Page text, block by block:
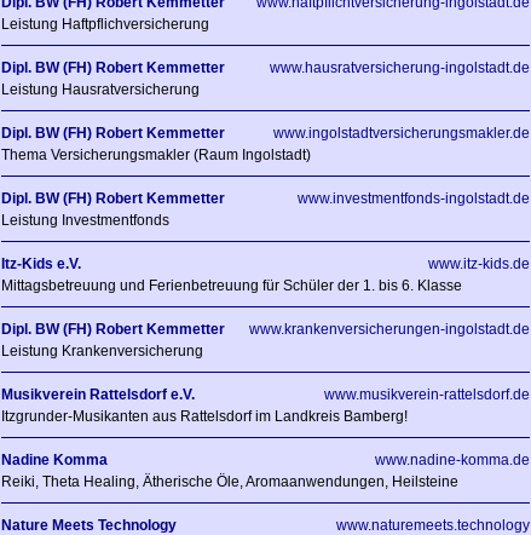
Leistung Haftpflichversicherung
Dipl. BW (FH) Robert Kemmetter
www.hausratversicherung-ingolstadt.de
Leistung Hausratversicherung
Dipl. BW (FH) Robert Kemmetter
www.ingolstadtversicherungsmakler.de
Thema Versicherungsmakler (Raum Ingolstadt)
Dipl. BW (FH) Robert Kemmetter
www.investmentfonds-ingolstadt.de
Leistung Investmentfonds
Itz-Kids e.V.
www.itz-kids.de
Mittagsbetreuung und Ferienbetreuung für Schüler der 1. bis 6. Klasse
Dipl. BW (FH) Robert Kemmetter
www.krankenversicherungen-ingolstadt.de
Leistung Krankenversicherung
Musikverein Rattelsdorf e.V.
www.musikverein-rattelsdorf.de
Itzgrunder-Musikanten aus Rattelsdorf im Landkreis Bamberg!
Nadine Komma
www.nadine-komma.de
Reiki, Theta Healing, Ätherische Öle, Aromaanwendungen, Heilsteine
Nature Meets Technology
www.naturemeets.technology